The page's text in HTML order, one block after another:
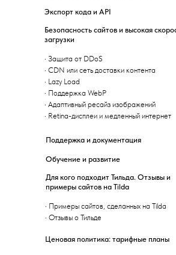
· Защита от DDoS
· CDN или сеть доставки контента
· Lazy Load
· Поддержка WebP
· Адаптивный ресайз изображений
· Retina-дисплеи и медленный интернет
Экспорт кода и API
Безопасность сайтов и высокая
загрузки
Поддержка и документация
Обучение и развитие
Ценовая политика: тарифные планы
Для кого подходит Тильда. Отзывы и
примеры сайтов на Tilda
· Примеры сайтов, сделанных на Tilda
· Отзывы о Тильде